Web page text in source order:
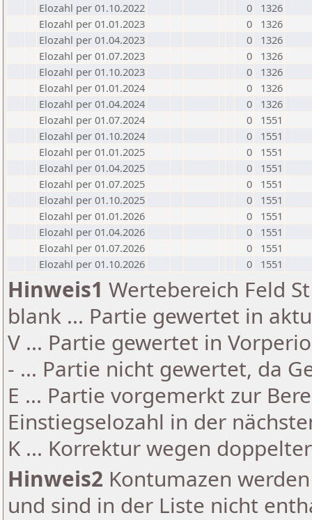
Elozahl per 01.10.2022
0
1326
Elozahl per 01.01.2023
0
1326
Elozahl per 01.04.2023
0
1326
Elozahl per 01.07.2023
0
1326
Elozahl per 01.10.2023
0
1326
Elozahl per 01.01.2024
0
1326
Elozahl per 01.04.2024
0
1326
Elozahl per 01.07.2024
0
1551
Elozahl per 01.10.2024
0
1551
Elozahl per 01.01.2025
0
1551
Elozahl per 01.04.2025
0
1551
Elozahl per 01.07.2025
0
1551
Elozahl per 01.10.2025
0
1551
Elozahl per 01.01.2026
0
1551
Elozahl per 01.04.2026
0
1551
Elozahl per 01.07.2026
0
1551
Elozahl per 01.10.2026
0 1551
Hinweis1 Wertebereich Feld
blank ... Partie gewertet in
V ... Partie gewertet in
- ... Partie nicht gewertet, da
E ... Partie vorgemerkt zur
Einstiegselozahl in der
K ... Korrektur wegen
Hinweis2 Kontumazen
und sind in der Liste nicht